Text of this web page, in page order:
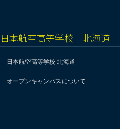
日本航空高等学校 北海道
日本航空高等学校 北海道
オープンキャンパスについて